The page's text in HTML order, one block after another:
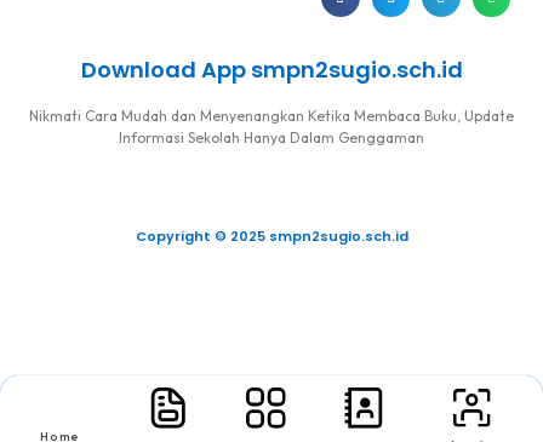
Download App smpn2sugio.sch.id
Nikmati Cara Mudah dan Menyenangkan Ketika Membaca Buku, Update
Informasi Sekolah Hanya Dalam Genggaman
Copyright © 2025 smpn2sugio.sch.id
Home